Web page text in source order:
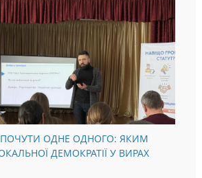
ОДНЕ ОДНОГО: ЯКИМ
ДЕМОКРАТІЇ У ВИРАХ